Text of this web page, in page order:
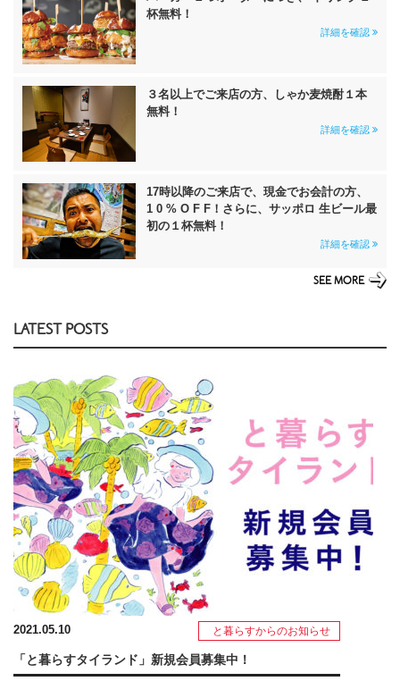
杯無料！
詳細を確認
３名以上でご来店の方、しゃか麦焼酎１本
無料！
詳細を確認
17時以降のご来店で、現金でお会計の方、
1 0 % O F F！さらに、サッポロ 生ビール最
初の１杯無料！
詳細を確認
SEE MORE
LATEST POSTS
2021.05.10 と暮らすからのお知らせ
「と暮らすタイランド」新規会員募集中！